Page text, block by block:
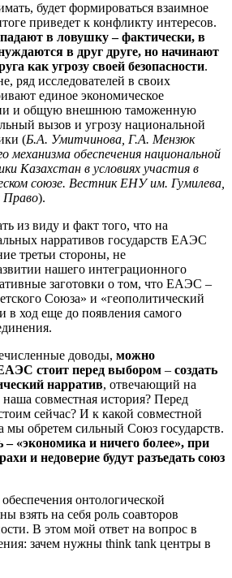
будет формироваться взаимное
приведет к конфликту интересов.
в ловушку – фактически, в
в друг друге, но начинают
как угрозу своей безопасности.
ряд исследователей в своих
единое экономическое
и общую внешнюю таможенную
вызов и угрозу национальной
(Б.А. Умитчинова, Г.А. Мензюк
механизма обеспечения национальной
Казахстан в условиях участия в
союзе. Вестник ЕНУ им. Гумилева,
Право).
из виду и факт того, что на
нарративов государств ЕАЭС
третьи стороны, не
нашего интеграционного
заготовки о том, что ЕАЭС –
Союза» и «геополитический
в ход еще до появления самого
доводы, можно
стоит перед выбором – создать
нарратив, отвечающий на
совместная история? Перед
сейчас? И к какой совместной
мы обретем сильный Союз государств.
– «экономика и ничего более», при
и недоверие будут разъедать союз
онтологической
взять на себя роль соавторов
В этом мой ответ на вопрос в
зачем нужны think tank центры в